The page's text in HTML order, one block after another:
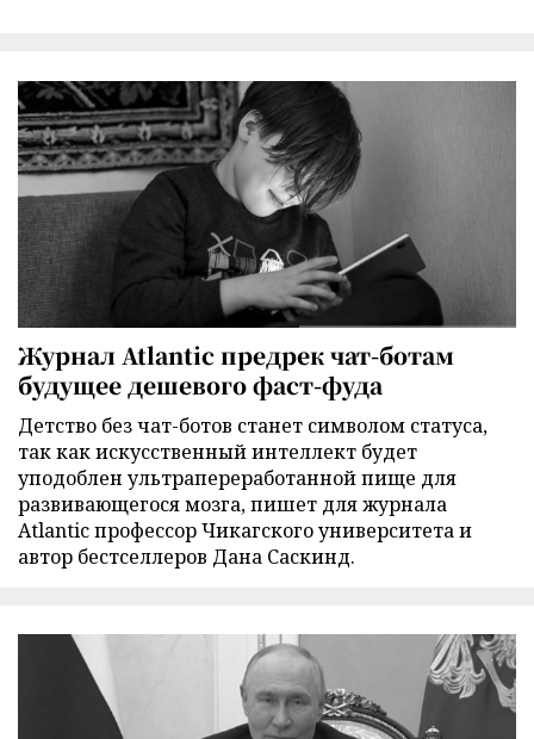
Журнал Atlantic предрек чат-ботам
будущее дешевого фаст-фуда
Детство без чат-ботов станет символом статуса,
так как искусственный интеллект будет
уподоблен ультрапереработанной пище для
развивающегося мозга, пишет для журнала
Atlantic профессор Чикагского университета и
автор бестселлеров Дана Саскинд.